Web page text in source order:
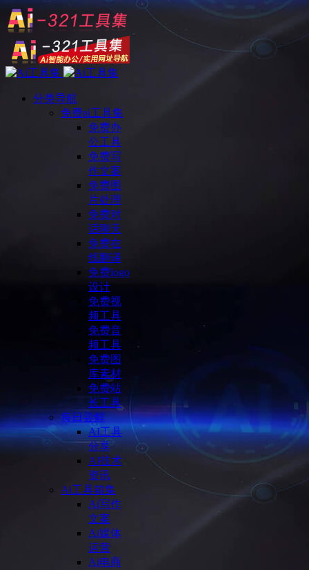
分类导航
免费ai工具集
免费办
公工具
免费写
作文案
免费图
片处理
免费对
话聊天
免费在
线翻译
免费logo
设计
免费视
频工具
免费音
频工具
免费图
库素材
免费站
长工具
每日尝鲜
AI工具
分享
AI技术
资讯
Ai工具箱集
Ai写作
文案
Ai媒体
运营
Ai电商